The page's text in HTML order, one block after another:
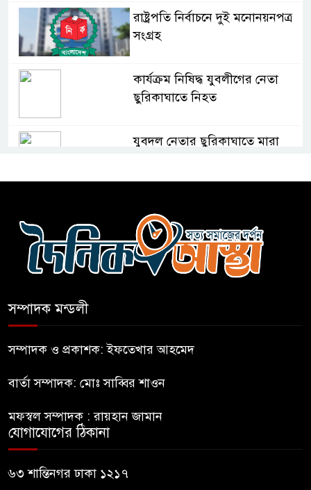
রাষ্ট্রপতি নির্বাচনে দুই মনোনয়নপত্র
সংগ্রহ
কার্যক্রম নিষিদ্ধ যুবলীগের নেতা
ছুরিকাঘাতে নিহত
যুবদল নেতার ছুরিকাঘাতে মারা
কথা দিয়েও আসেনি শিবির; অবস্থানে
বলাকা লাউঞ্জে আগুন
নীলফামারীতে ৫ দিনেও ফিরেনি
সম্পাদক মন্ডলী
সম্পাদক ও প্রকাশক: ইফতেখার আহমেদ
বার্তা সম্পাদক: মোঃ সাব্বির শাওন
মফস্বল সম্পাদক : রায়হান জামান
যোগাযোগের ঠিকানা
৬৩ শান্তিনগর ঢাকা ১২১৭